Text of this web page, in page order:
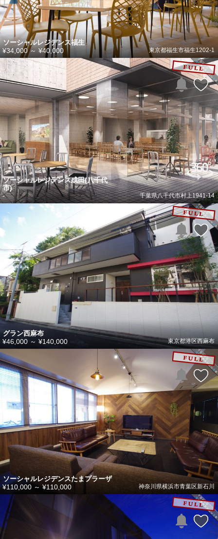
ソーシャルレジデンス福生
東京都福生市福生1202-1
¥34,000～¥40,000
ソーシャルレジデンス成田(八千代
市)
千葉県八千代市村上1941-14
-
グラン西麻布
東京都港区西麻布
¥46,000 ～ ¥140,000
ソーシャルレジデンスたまプラーザ
神奈川県横浜市青葉区新石川
¥110,000 ～ ¥110,000